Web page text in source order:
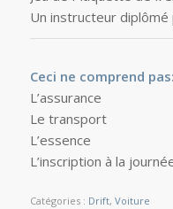
Un instructeur diplômé
Ceci ne comprend pas:
L’assurance
Le transport
L’essence
L’inscription à la
Catégories : Drift, Voiture